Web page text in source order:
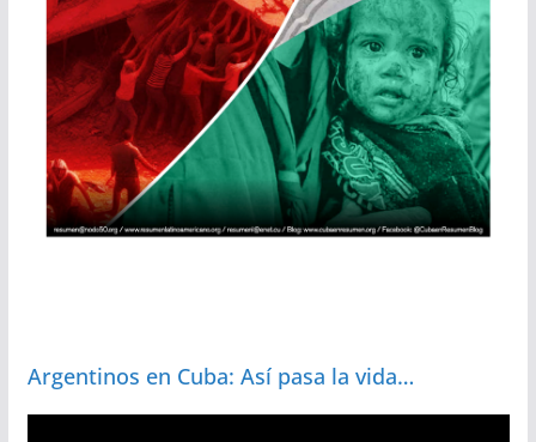
Argentinos en Cuba: Así pasa la vida…